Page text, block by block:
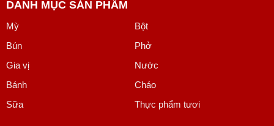
DANH MỤC SẢN PHẨM
Mỳ
Bột
Bún
Phở
Gia vị
Nước
Bánh
Cháo
Sữa
Thực phẩm tươi